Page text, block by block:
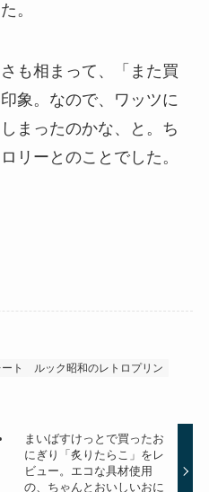
。
も相まって、「また買
象。なので、ワッツに
まったのかな、と。ち
リーとのことでした。
ト
ルック昭和のレトロプリン
まいばすけっとで買ったお
にぎり「炙りたらこ」をレ
ビュー。エコな具材使用
の、ちゃんとおいしいおに